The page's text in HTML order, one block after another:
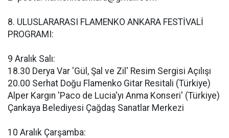
8. ULUSLARARASI FLAMENKO ANKARA FESTİVALİ
PROGRAMI:
9 Aralık Salı:
18.30 Derya Var 'Gül, Şal ve Zil' Resim Sergisi Açılışı
20.00 Serhat Doğu Flamenko Gitar Resitali (Türkiye)
Alper Kargın 'Paco de Lucia'yı Anma Konseri' (Türkiye)
Çankaya Belediyesi Çağdaş Sanatlar Merkezi
10 Aralık Çarşamba: